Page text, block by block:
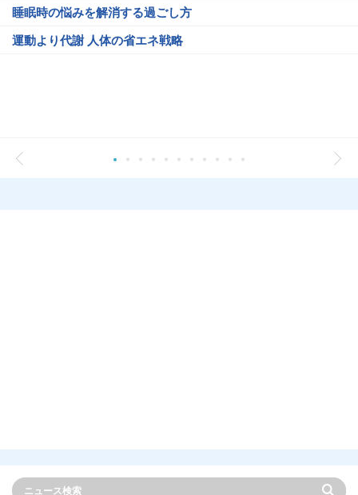
睡眠時の悩みを解消する過ごし方
運動より代謝 人体の省エネ戦略